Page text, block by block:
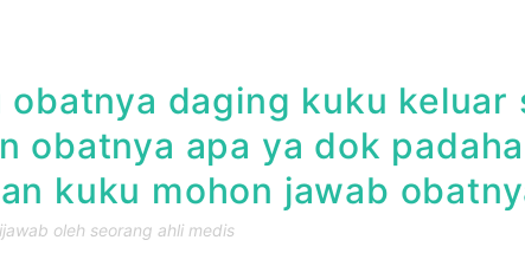
obatnya daging kuku keluar
obatnya apa ya dok
kuku mohon jawab
oleh seorang ahli medis